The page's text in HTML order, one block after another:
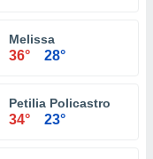
Melissa
36° 28°
Petilia Policastro
34° 23°